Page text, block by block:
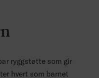
ryggstøtte som gir
hvert som barnet